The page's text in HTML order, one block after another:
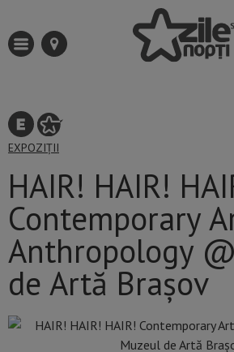
EXPOZIȚII
HAIR! HAIR!
Contemporary
Anthropology
de Artă Brașov